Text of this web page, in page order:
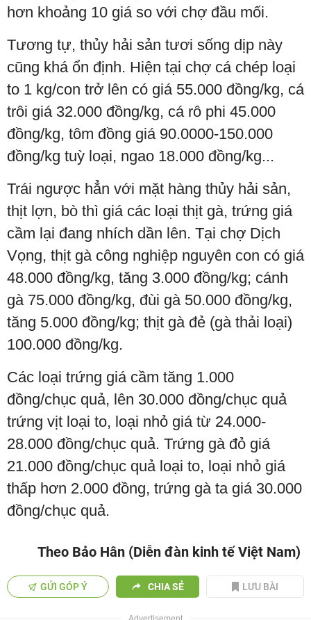
hơn khoảng 10 giá so với chợ đầu mối.
Tương tự, thủy hải sản tươi sống dịp này
cũng khá ổn định. Hiện tại chợ cá chép loại
to 1 kg/con trở lên có giá 55.000 đồng/kg, cá
trôi giá 32.000 đồng/kg, cá rô phi 45.000
đồng/kg, tôm đồng giá 90.0000-150.000
đồng/kg tuỳ loại, ngao 18.000 đồng/kg...
Trái ngược hẳn với mặt hàng thủy hải sản,
thịt lợn, bò thì giá các loại thịt gà, trứng giá
cầm lại đang nhích dần lên. Tại chợ Dịch
Vọng, thịt gà công nghiệp nguyên con có giá
48.000 đồng/kg, tăng 3.000 đồng/kg; cánh
gà 75.000 đồng/kg, đùi gà 50.000 đồng/kg,
tăng 5.000 đồng/kg; thịt gà đẻ (gà thải loại)
100.000 đồng/kg.
Các loại trứng giá cầm tăng 1.000
đồng/chục quả, lên 30.000 đồng/chục quả
trứng vịt loại to, loại nhỏ giá từ 24.000-
28.000 đồng/chục quả. Trứng gà đỏ giá
21.000 đồng/chục quả loại to, loại nhỏ giá
thấp hơn 2.000 đồng, trứng gà ta giá 30.000
đồng/chục quả.
Theo Bảo Hân (Diễn đàn kinh tế Việt Nam)
GỬI GÓP Ý CHIA SẺ LƯU BÀI